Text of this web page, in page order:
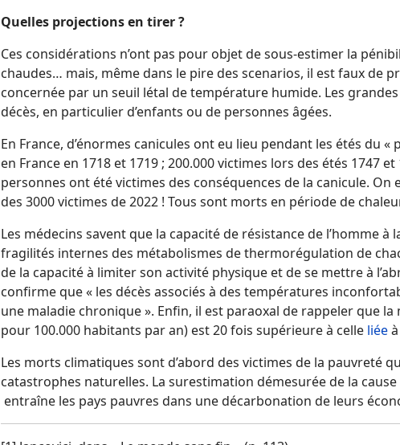
Quelles projections en tirer ?
Ces considérations n’ont pas pour objet de sous-estimer la
chaudes… mais, même dans le pire des scenarios, il est faux de
concernée par un seuil létal de température humide. Les
décès, en particulier d’enfants ou de personnes âgées.
En France, d’énormes canicules ont eu lieu pendant les étés du
en France en 1718 et 1719 ; 200.000 victimes lors des étés 1747
personnes ont été victimes des conséquences de la canicule. On
des 3000 victimes de 2022 ! Tous sont morts en période de
Les médecins savent que la capacité de résistance de l’homme à
fragilités internes des métabolismes de thermorégulation de
de la capacité à limiter son activité physique et de se mettre à
confirme que « les décès associés à des températures
une maladie chronique ». Enfin, il est paraoxal de rappeler que
pour 100.000 habitants par an) est 20 fois supérieure à celle liée
Les morts climatiques sont d’abord des victimes de la pauvreté
catastrophes naturelles. La surestimation démesurée de la
entraîne les pays pauvres dans une décarbonation de leurs